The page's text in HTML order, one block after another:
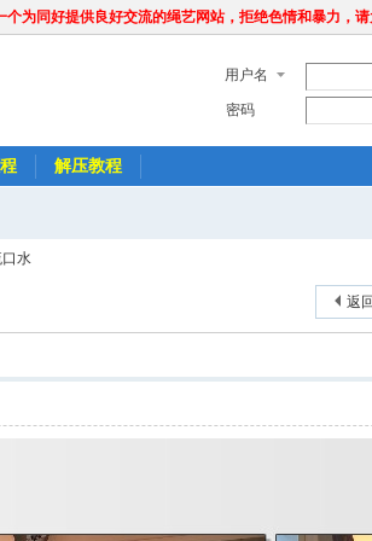
个为同好提供良好交流的绳艺网站，拒绝色情和暴力，
用户名
密码
解压教程
水
返